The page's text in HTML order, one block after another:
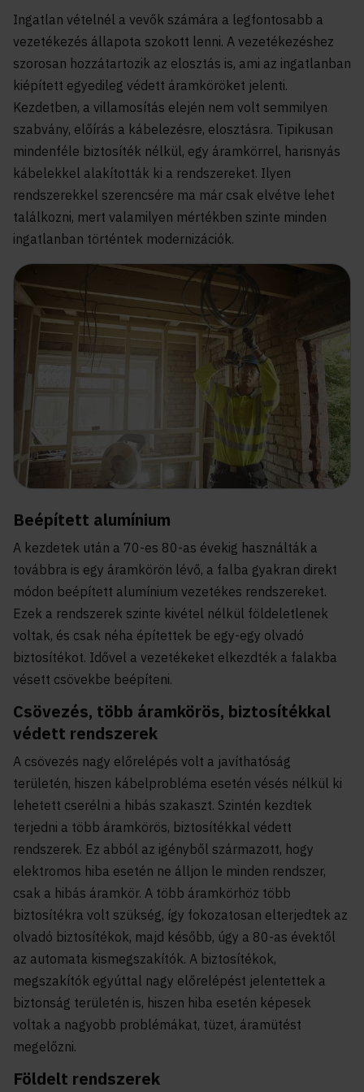
Ingatlan vételnél a vevők számára a legfontosabb a
vezetékezés állapota szokott lenni. A vezetékezéshez
szorosan hozzátartozik az elosztás is, ami az ingatlanban
kiépített egyedileg védett áramköröket jelenti.
Kezdetben, a villamosítás elején nem volt semmilyen
szabvány, előírás a kábelezésre, elosztásra. Tipikusan
mindenféle biztosíték nélkül, egy áramkörrel, harisnyás
kábelekkel alakították ki a rendszereket. Ilyen
rendszerekkel szerencsére ma már csak elvétve lehet
találkozni, mert valamilyen mértékben szinte minden
ingatlanban történtek modernizációk.
Beépített alumínium
A kezdetek után a 70-es 80-as évekig használták a
továbbra is egy áramkörön lévő, a falba gyakran direkt
módon beépített alumínium vezetékes rendszereket.
Ezek a rendszerek szinte kivétel nélkül földeletlenek
voltak, és csak néha építettek be egy-egy olvadó
biztosítékot. Idővel a vezetékeket elkezdték a falakba
vésett csövekbe beépíteni.
Csövezés, több áramkörös, biztosítékkal
védett rendszerek
A csövezés nagy előrelépés volt a javíthatóság
területén, hiszen kábelprobléma esetén vésés nélkül ki
lehetett cserélni a hibás szakaszt. Szintén kezdtek
terjedni a több áramkörös, biztosítékkal védett
rendszerek. Ez abból az igényből származott, hogy
elektromos hiba esetén ne álljon le minden rendszer,
csak a hibás áramkör. A több áramkörhöz több
biztosítékra volt szükség, így fokozatosan elterjedtek az
olvadó biztosítékok, majd később, úgy a 80-as évektől
az automata kismegszakítók. A biztosítékok,
megszakítók egyúttal nagy előrelépést jelentettek a
biztonság területén is, hiszen hiba esetén képesek
voltak a nagyobb problémákat, tüzet, áramütést
megelőzni.
Földelt rendszerek